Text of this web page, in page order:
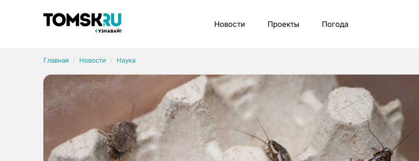
Новости Проекты Погода
Главная Новости Наука
Рубрики